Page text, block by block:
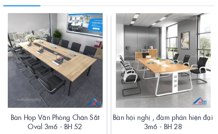
Bàn Họp Văn Phòng Chân Sắt
Oval 3m6 - BH 52
Bàn hội nghị , đàm phán hiện đại
3m6 - BH 28